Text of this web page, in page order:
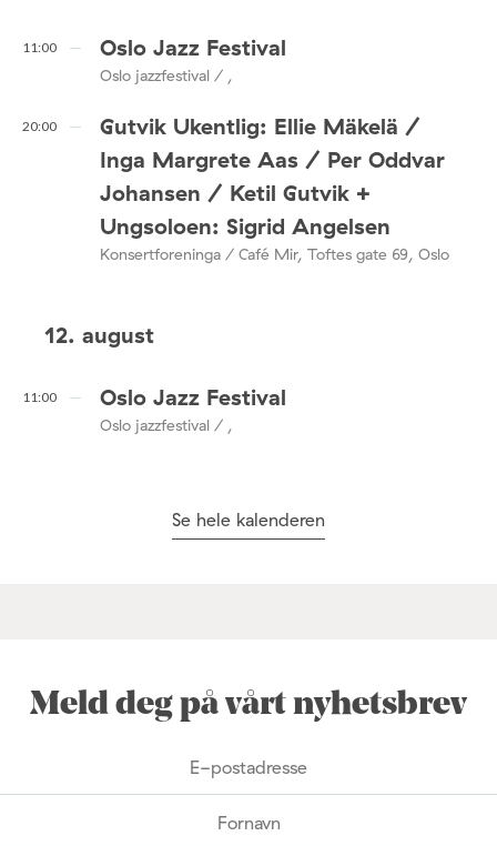
11:00 Oslo Jazz Festival
Oslo jazzfestival / ,
20:00
Gutvik Ukentlig: Ellie Mäkelä /
Inga Margrete Aas / Per Oddvar
Johansen / Ketil Gutvik +
Ungsoloen: Sigrid Angelsen
Konsertforeninga / Café Mir, Toftes gate 69, Oslo
12. august
11:00 Oslo Jazz Festival
Oslo jazzfestival / ,
Se hele kalenderen
Meld deg på vårt nyhetsbrev